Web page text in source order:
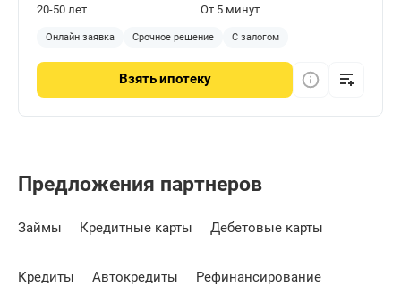
20-50 лет
От 5 минут
Онлайн заявка Срочное решение С залогом
Взятьипотеку
Предложения партнеров
Займы Кредитные карты Дебетовые карты
Кредиты Автокредиты Рефинансирование